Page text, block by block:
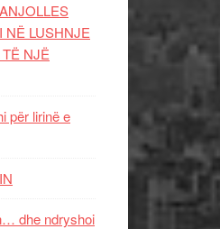
NË LUSHNJE
NJË
për lirinë e
dhe ndryshoi